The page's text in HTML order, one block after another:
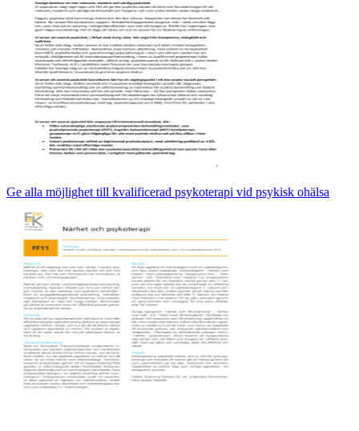
Ge alla möjlighet till kvalificerad psykoterapi vid psykisk ohälsa